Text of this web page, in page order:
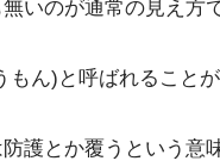
いのが通常の見え方で
もん)と呼ばれることが
護とか覆うという意